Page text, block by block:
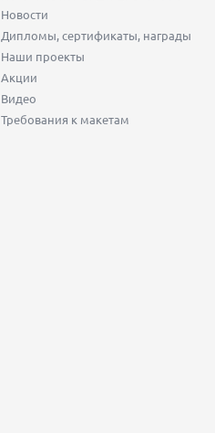
Новости
Дипломы, сертификаты, награды
Наши проекты
Акции
Видео
Требования к макетам